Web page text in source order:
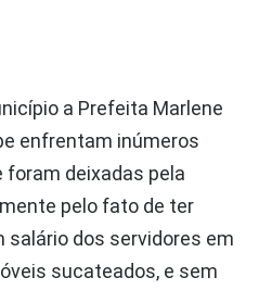
a Prefeita Marlene
enfrentam inúmeros
foram deixadas pela
pelo fato de ter
salário dos servidores em
sucateados, e sem